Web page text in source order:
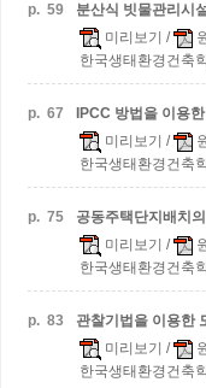
p. 59 분산식 빗물관리시
미리보기 /
한국생태환경건축
p. 67
IPCC 방법을 이용
미리보기 /
한국생태환경건축
p. 75
공동주택단지배치
미리보기 /
한국생태환경건축
p. 83 관찰기법을 이용한
미리보기 /
한국생태환경건축